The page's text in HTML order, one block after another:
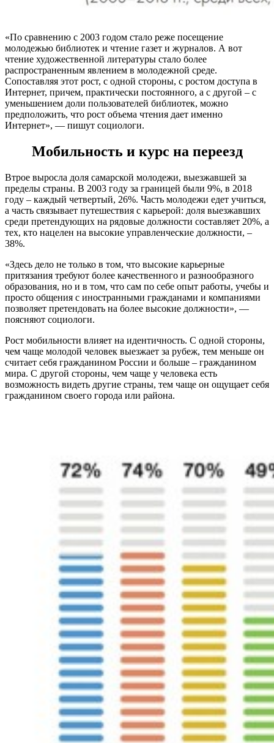
«По сравнению с 2003 годом стало реже посещение
молодежью библиотек и чтение газет и журналов. А вот
чтение художественной литературы стало более
распространенным явлением в молодежной среде.
Сопоставляя этот рост, с одной стороны, с ростом доступа в
Интернет, причем, практически постоянного, а с другой – с
уменьшением доли пользователей библиотек, можно
предположить, что рост объема чтения дает именно
Интернет», — пишут социологи.
Мобильность и курс на переезд
Втрое выросла доля самарской молодежи, выезжавшей за
пределы страны. В 2003 году за границей были 9%, в 2018
году – каждый четвертый, 26%. Часть молодежи едет учиться,
а часть связывает путешествия с карьерой: доля выезжавших
среди претендующих на рядовые должности составляет 20%, а
тех, кто нацелен на высокие управленческие должности, –
38%.
«Здесь дело не только в том, что высокие карьерные
притязания требуют более качественного и разнообразного
образования, но и в том, что сам по себе опыт работы, учебы и
просто общения с иностранными гражданами и компаниями
позволяет претендовать на более высокие должности», —
поясняют социологи.
Рост мобильности влияет на идентичность. С одной стороны,
чем чаще молодой человек выезжает за рубеж, тем меньше он
считает себя гражданином России и больше – гражданином
мира. С другой стороны, чем чаще у человека есть
возможность видеть другие страны, тем чаще он ощущает себя
гражданином своего города или района.